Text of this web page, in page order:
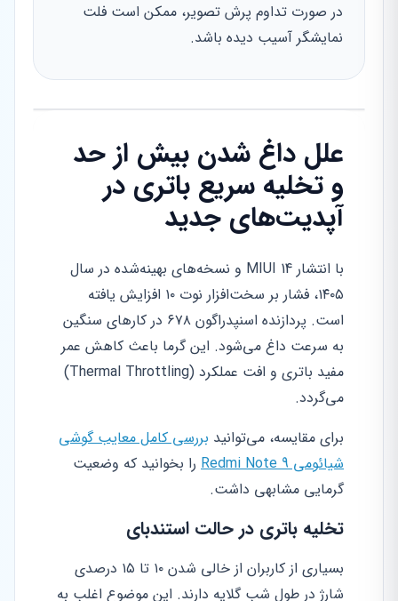
در صورت تداوم پرش تصویر، ممکن است فلت
نمایشگر آسیب دیده باشد.
علل داغ شدن بیش از حد
و تخلیه سریع باتری در
آپدیت‌های جدید
با انتشار MIUI 14 و نسخه‌های بهینه‌شده در سال
۱۴۰۵، فشار بر سخت‌افزار نوت ۱۰ افزایش یافته
است. پردازنده اسنپدراگون ۶۷۸ در کارهای سنگین
به سرعت داغ می‌شود. این گرما باعث کاهش عمر
مفید باتری و افت عملکرد (Thermal Throttling)
می‌گردد.
برای مقایسه، می‌توانید بررسی کامل معایب گوشی
شیائومی Redmi Note 9
را بخوانید که وضعیت
گرمایی مشابهی داشت.
تخلیه باتری در حالت استندبای
بسیاری از کاربران از خالی شدن ۱۰ تا ۱۵ درصدی
شارژ در طول شب گلایه دارند. این موضوع اغلب به